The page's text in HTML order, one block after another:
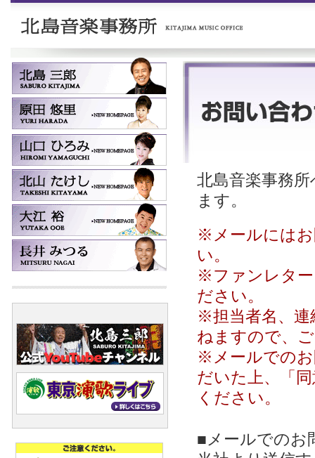
北島音楽事務
ます。
※メールにはお
い。
※ファンレター
ださい。
※担当者名、連
ねますので、
※メールでのお
だいた上、「
ください。
■メールでのお